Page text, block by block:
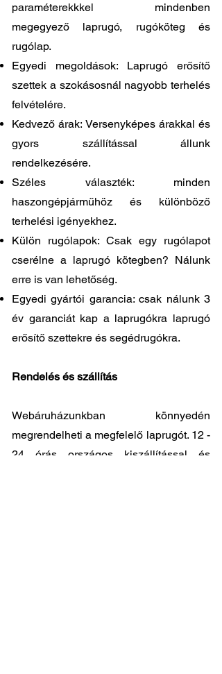
paraméterekkkel mindenben
megegyező laprugó, rugóköteg és
rugólap.
Egyedi megoldások: Laprugó erősítő
szettek a szokásosnál nagyobb terhelés
felvételére.
Kedvező árak: Versenyképes árakkal és
gyors szállítással állunk
rendelkezésére.
Széles választék: minden
haszongépjárműhöz és különböző
terhelési igényekhez.
Külön rugólapok: Csak egy rugólapot
cserélne a laprugó kötegben? Nálunk
erre is van lehetőség.
Egyedi gyártói garancia: csak nálunk 3
év garanciát kap a laprugókra laprugó
erősítő szettekre és segédrugókra.
Rendelés és szállítás
Webáruházunkban könnyedén
megrendelheti a megfelelő laprugót. 12 -
24 órás országos kiszállítással és